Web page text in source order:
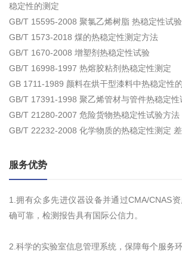
稳定性的测定
GB/T 15595-2008 聚氯乙烯树脂 热稳定性试
GB/T 1573-2018 煤的热稳定性测定方法
GB/T 1670-2008 增塑剂热稳定性试验
GB/T 16998-1997 热熔胶粘剂热稳定性测定
GB 1711-1989 颜料在烘干型漆料中热稳定性
GB/T 17391-1998 聚乙烯管材与管件热稳定性
GB/T 21280-2007 危险货物热稳定性试验方法
GB/T 22232-2008 化学物质的热稳定性测定
服务优势
1.拥有众多先进仪器设备并通过CMA/CNAS
确可靠，检测报告具有国际公信力。
2.科学的实验室信息管理系统，保障每个服务